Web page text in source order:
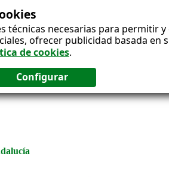
técnicas necesarias para
ofrecer publicidad basada
de cookies.